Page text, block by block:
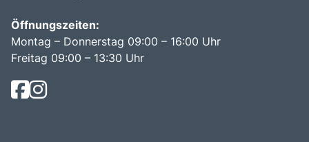
Öffnungszeiten:
Montag – Donnerstag 09:00 – 16:00 Uhr
Freitag 09:00 – 13:30 Uhr